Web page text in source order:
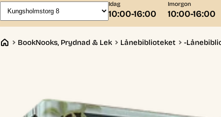
Idag
10:00-16:00
Imorgon
10:00-16:00
BookNooks, Prydnad & Lek Lånebiblioteket -